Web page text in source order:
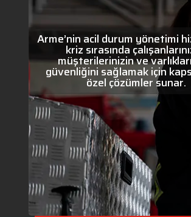
Arme’nin acil durum yönetimi
kriz sırasında
müşterilerinizin ve
güvenliğini sağlamak için
özel çözümler sunar.